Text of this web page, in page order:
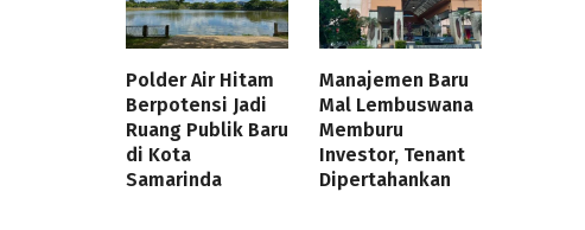
Polder Air Hitam
Berpotensi Jadi
Ruang Publik Baru
di Kota
Samarinda
Manajemen Baru
Mal Lembuswana
Memburu
Investor, Tenant
Dipertahankan